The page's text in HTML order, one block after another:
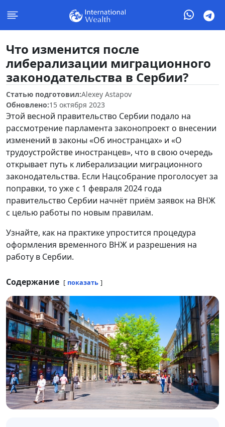
Что изменится после
либерализации миграционного
законодательства в Сербии?
Статью подготовил:Alexey Astapov
Обновлено:15 октября 2023
Этой весной правительство Сербии подало на
рассмотрение парламента законопроект о внесении
изменений в законы «Об иностранцах» и «О
трудоустройстве иностранцев», что в свою очередь
открывает путь к либерализации миграционного
законодательства. Если Нацсобрание проголосует за
поправки, то уже с 1 февраля 2024 года
правительство Сербии начнёт приём заявок на ВНЖ
с целью работы по новым правилам.
Узнайте, как на практике упростится процедура
оформления временного ВНЖ и разрешения на
работу в Сербии.
Содержание показать